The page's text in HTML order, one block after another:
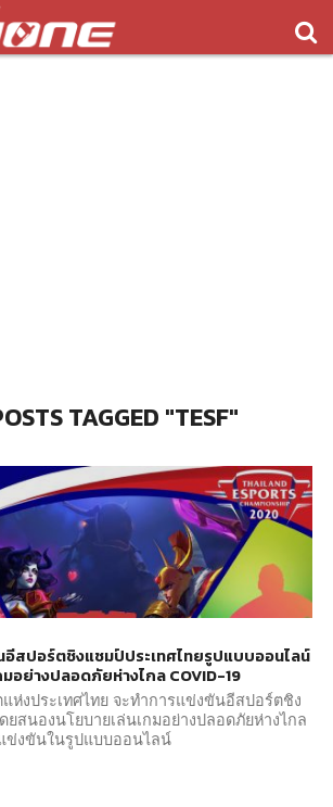
TAGGED "TESF"
อีสปอร์ตชิงแชมป์ประเทศไทยรูปแบบออนไลน์
อย่างปลอดภัยห่างไกล COVID-19
ห่งประเทศไทย จะทำการแข่งขันอีสปอร์ตชิง
ยสนองนโยบายเล่นเกมอย่างปลอดภัยห่างไกล
ข่งขันในรูปแบบออนไลน์